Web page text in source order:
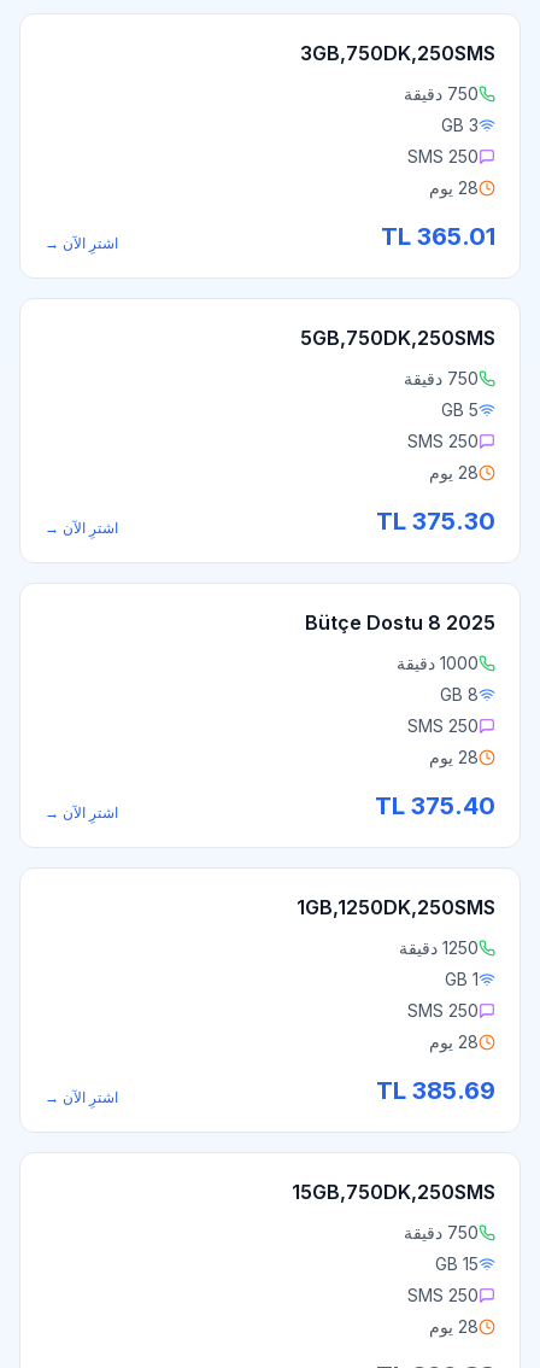
3GB,750DK,250SMS
750 دقيقة
3 GB
250 SMS
28 يوم
365.01 اشترِ الآن →
5GB,750DK,250SMS
750 دقيقة
5 GB
250 SMS
28 يوم
375.30 اشترِ الآن →
2025 Bütçe Dostu 8
1000 دقيقة
8 GB
250 SMS
28 يوم
375.40 اشترِ الآن →
1GB,1250DK,250SMS
1250 دقيقة
1 GB
250 SMS
28 يوم
385.69 اشترِ الآن →
15GB,750DK,250SMS
750 دقيقة
15 GB
250 SMS
28 يوم